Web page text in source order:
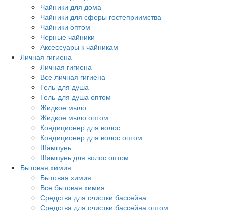
Чайники для дома
Чайники для сферы гостеприимства
Чайники оптом
Черные чайники
Аксессуары к чайникам
Личная гигиена
Личная гигиена
Все личная гигиена
Гель для душа
Гель для душа оптом
Жидкое мыло
Жидкое мыло оптом
Кондиционер для волос
Кондиционер для волос оптом
Шампунь
Шампунь для волос оптом
Бытовая химия
Бытовая химия
Все бытовая химия
Средства для очистки бассейна
Средства для очистки бассейна оптом